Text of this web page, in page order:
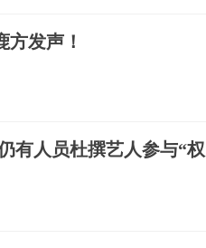
方发声！
有人员杜撰艺人参与“权